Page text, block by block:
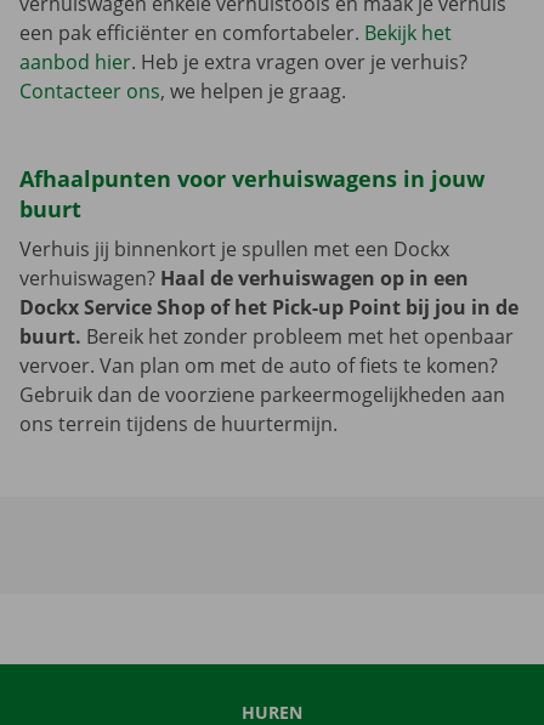
een pak efficiënter en comfortabeler. Bekijk het
aanbod hier. Heb je extra vragen over je verhuis?
Contacteer ons, we helpen je graag.
Afhaalpunten voor verhuiswagens in jouw
buurt
Verhuis jij binnenkort je spullen met een Dockx
verhuiswagen? Haal de verhuiswagen op in een
Dockx Service Shop of het Pick-up Point bij jou in de
buurt. Bereik het zonder probleem met het openbaar
vervoer. Van plan om met de auto of fiets te komen?
Gebruik dan de voorziene parkeermogelijkheden aan
ons terrein tijdens de huurtermijn.
HUREN